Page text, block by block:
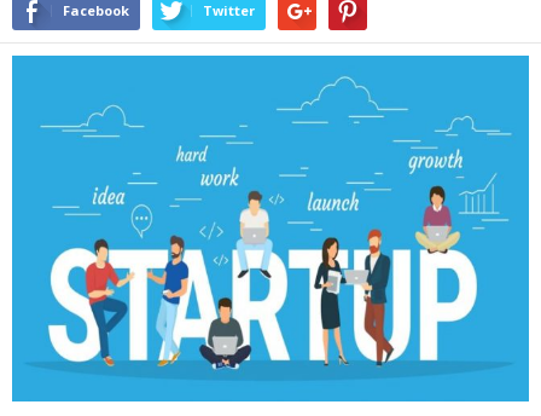
Facebook Twitter